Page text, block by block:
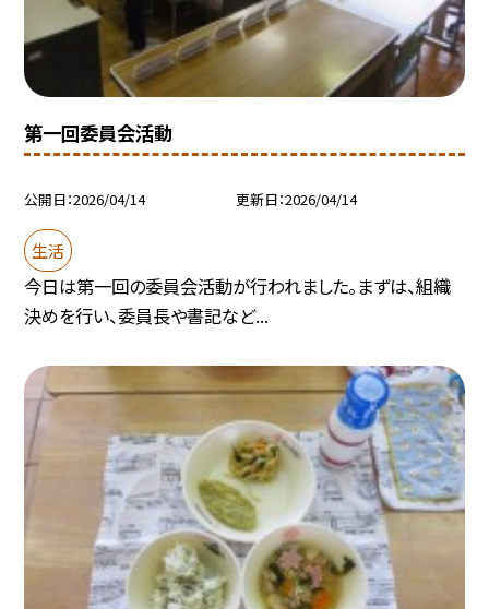
第一回委員会活動
公開日 2026/04/14 更新日 2026/04/14
生活
今日は第一回の委員会活動が行われました。まずは、組織
決めを行い、委員長や書記など...